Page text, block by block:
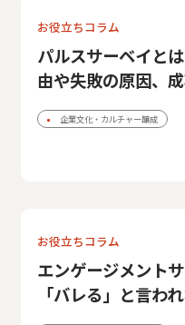
お役立ちコラム
パルスサーベイと
由や失敗の原因、
企業文化・カルチャー醸成
お役立ちコラム
エンゲージメント
「バレる」と言わ